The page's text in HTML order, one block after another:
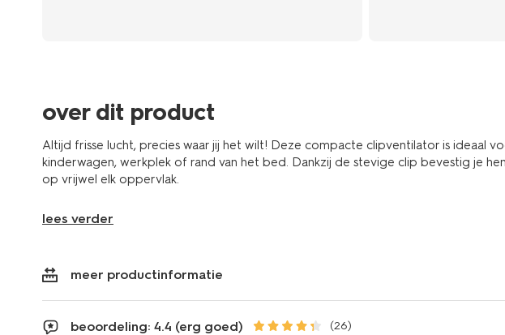
over dit product
Altijd frisse lucht, precies waar jij het wilt! Deze compacte clipventilator is ideaal
kinderwagen, werkplek of rand van het bed. Dankzij de stevige clip bevestig je
op vrijwel elk oppervlak.
lees verder
meer productinformatie
beoordeling: 4.4 (erg goed) (26)